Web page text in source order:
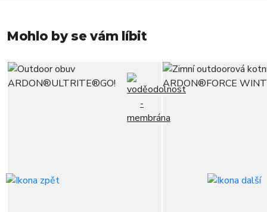
Mohlo by se vám líbit